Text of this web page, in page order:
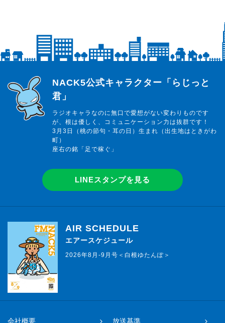
らじっと君
NACK5公式キャラクター「らじっと
君」
ラジオキャラなのに無口で愛想がない変わりものです
が、根は優しく、コミュニケーション力は抜群です！
3月3日（桃の節句・耳の日）生まれ（出生地はときがわ
町）
座右の銘「足で稼ぐ」
LINEスタンプを見る
AIR SCHEDULE
エアースケジュール
2026年8月-9月号＜白根ゆたんぽ＞
会社概要 放送基準